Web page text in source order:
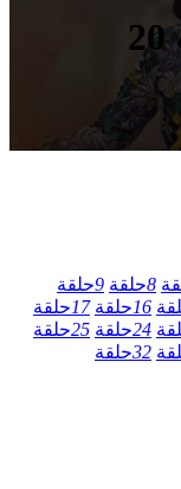
مسلسل الانانية الحلقة 20
8حلقة 9حلقة
16حلقة 17حلقة
24حلقة 25حلقة
32حلقة